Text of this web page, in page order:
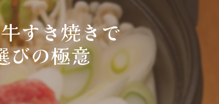
和牛
すき焼きで
びの極意